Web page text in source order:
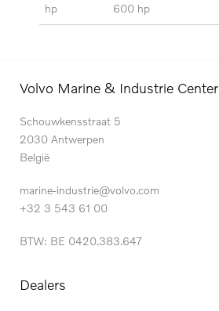
hp
600 hp
Volvo Marine & Industrie Center
Schouwkensstraat 5
2030 Antwerpen
België
marine-industrie@volvo.com
+32 3 543 61 00
BTW: BE 0420.383.647
Dealers